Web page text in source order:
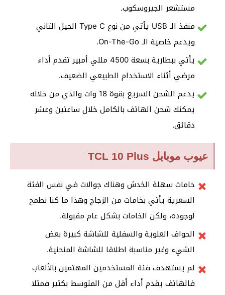
مستشعر الجيروسكوب.
منفذ الـ USB يأتي من نوع Type C الجيل الثاني
ويدعم خاصية الـ On-The-Go.
يأتي ببطارية بسعة 4500 مللي أمبير تقدم أداء
مرضي أثناء الاستخدام الطبيعي الضعيف.
يدعم الشحن السريع بقوة 18 وات والذي من خلاله
يمكنك شحن الهاتف بالكامل خلال ساعتين وعشر
دقائق.
عيوب موبايل TCL 10 Plus
خامات سهلة الخدش وهناك جوالات في نفس الفئة
السعرية يأتي بخامات من الزجاج وهذا ما كنا نطمح
لوجوده، ولكن الخامات بشكل عام مقبولة.
الحواف العلوية والسفلية للشاشة كبيرة بعض
الشيء وغير مناسبة اطلاقا للشاشة المنحنية.
لم يستهدف فئة المستخدمين المهتمين بالألعاب
فالهاتف يقدم أداء أقل من المتوسط بكثير فمثلا